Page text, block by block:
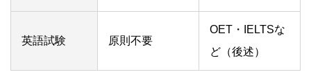
英語試験 原則不要
OET・IELTSな
ど（後述）